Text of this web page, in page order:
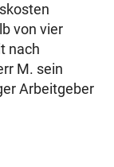
von vier
nach
M. sein
Arbeitgeber